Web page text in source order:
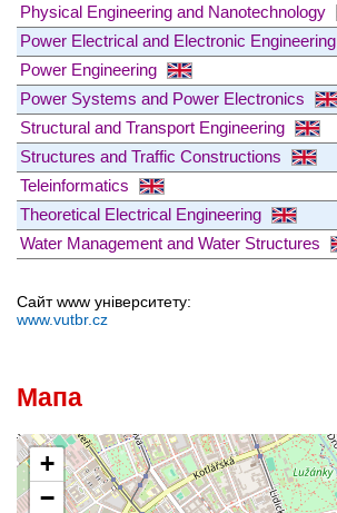
Physical Engineering and Nanotechnology
Power Electrical and Electronic Engineering
Power Engineering
Power Systems and Power Electronics
Structural and Transport Engineering
Structures and Traffic Constructions
Teleinformatics
Theoretical Electrical Engineering
Water Management and Water Structures
Сайт www університету:
www.vutbr.cz
Мапа
+
−